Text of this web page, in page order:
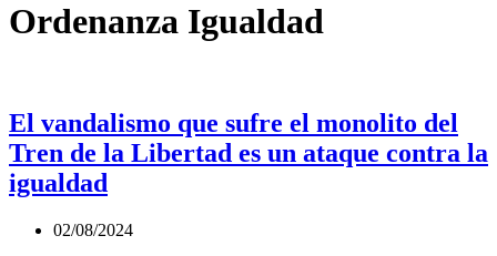
Ordenanza Igualdad
El vandalismo que sufre el monolito del
Tren de la Libertad es un ataque contra la
igualdad
02/08/2024